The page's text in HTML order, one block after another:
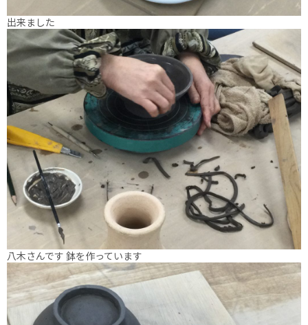
出来ました
八木さんです 鉢を作っています